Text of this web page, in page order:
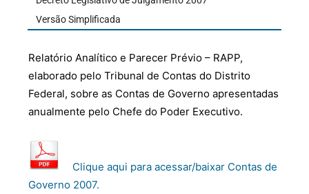
Versão Simplificada
Relatório Analítico e Parecer Prévio – RAPP,
elaborado pelo Tribunal de Contas do Distrito
Federal, sobre as Contas de Governo apresentadas
anualmente pelo Chefe do Poder Executivo.
Clique aqui para acessar/baixar Contas de
Governo 2007.